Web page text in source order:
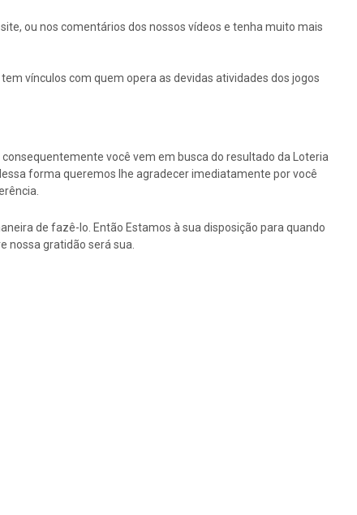
ou nos comentários dos nossos vídeos e tenha muito mais
vínculos com quem opera as devidas atividades dos jogos
você vem em busca do resultado da Loteria
forma queremos lhe agradecer imediatamente por você
de fazê-lo. Então Estamos à sua disposição para quando
nossa gratidão será sua.